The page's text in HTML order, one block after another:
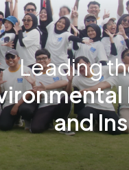
Leading
and